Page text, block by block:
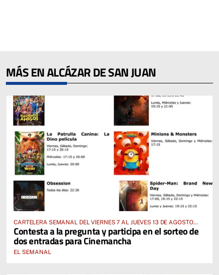
MÁS EN ALCÁZAR DE SAN JUAN
CARTELERA SEMANAL DEL VIERNES 7 AL JUEVES 13 DE AGOSTO
2026
Contesta a la pregunta y participa en el sorteo de
dos entradas para Cinemancha
EL SEMANAL